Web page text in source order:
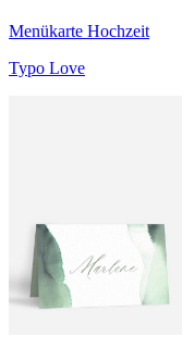
Menükarte Hochzeit
Typo Love